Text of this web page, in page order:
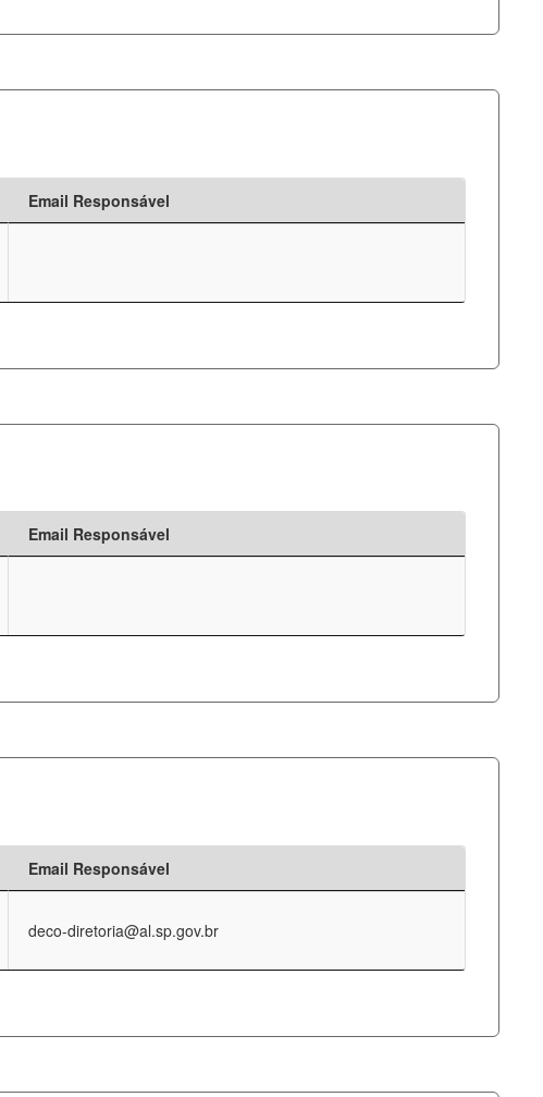
Email Responsável
Email Responsável
Email Responsável
deco-diretoria@al.sp.gov.br